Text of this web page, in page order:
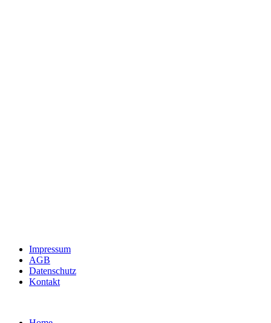
Impressum
AGB
Datenschutz
Kontakt